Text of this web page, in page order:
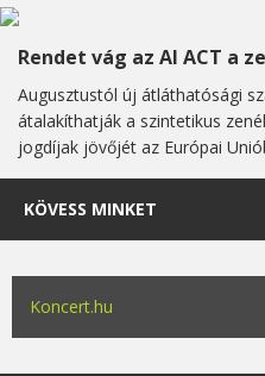
Rendet vág az AI ACT a
Augusztustól új átláthatósági
átalakíthatják a szintetikus
jogdíjak jövőjét az Európai
KÖVESS MINKET
Koncert.hu